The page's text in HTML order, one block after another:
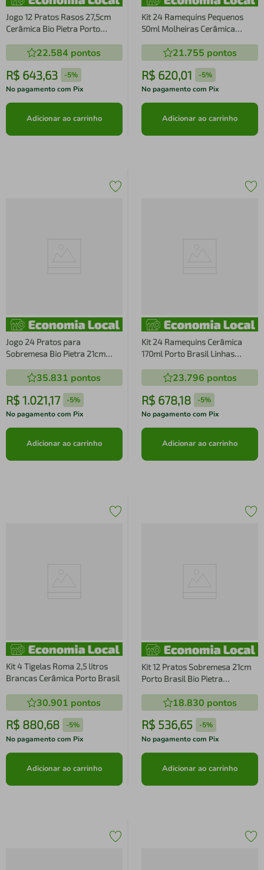
Jogo 12 Pratos Rasos 27,5cm
Cerâmica Bio Pietra Porto
Restaurante22.584 pontos
R$ 643,63 -5%
No pagamento com Pix
Adicionar ao carrinho
Kit 24 Ramequins Pequenos
50ml Molheiras Cerâmica
21.755 pontos
R$ 620,01 -5%
No pagamento com Pix
Adicionar ao carrinho
Jogo 24 Pratos para
Sobremesa Bio Pietra 21cm
35.831 pontos
R$ 1.021,17 -5%
No pagamento com Pix
Adicionar ao carrinho
Kit 24 Ramequins Cerâmica
170ml Porto Brasil Linhas
23.796 pontos
R$ 678,18 -5%
No pagamento com Pix
Adicionar ao carrinho
Kit 4 Tigelas Roma 2,5 litros
Brancas Cerâmica Porto Brasil
30.901 pontos
R$ 880,68 -5%
No pagamento com Pix
Adicionar ao carrinho
Kit 12 Pratos Sobremesa 21cm
Porto Brasil Bio Pietra
Posta Restaurante
18.830 pontos
R$ 536,65 -5%
No pagamento com Pix
Adicionar ao carrinho